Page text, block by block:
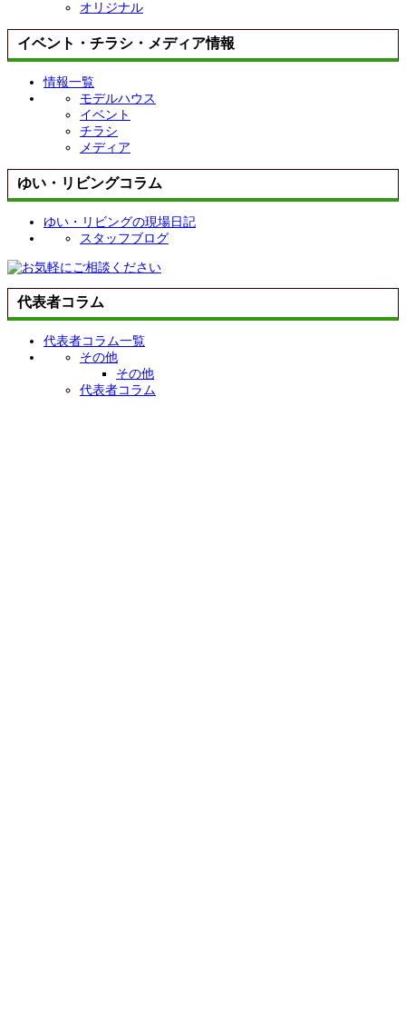
オリジナル
イベント・チラシ・メディア情報
情報一覧
モデルハウス
イベント
チラシ
メディア
ゆい・リビングコラム
ゆい・リビングの現場日記
スタッフブログ
代表者コラム
代表者コラム一覧
その他
その他
代表者コラム